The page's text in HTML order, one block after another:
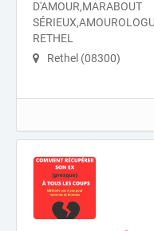
D'AMOUR,MARABOUT
RETHEL
Rethel (08300)